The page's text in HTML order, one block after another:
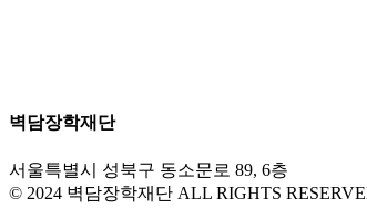
벽담장학재단
서울특별시 성북구 동소문로 89, 6층
© 2024 벽담장학재단 ALL RIGHTS